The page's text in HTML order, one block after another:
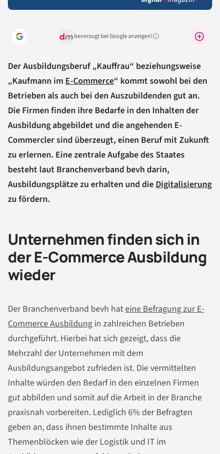
bevorzugt bei Google anzeigen!Warum lohnt sich das?
Der Ausbildungsberuf „Kauffrau“ beziehungsweise
„Kaufmann im E-Commerce“ kommt sowohl bei den
Betrieben als auch bei den Auszubildenden gut an.
Die Firmen finden ihre Bedarfe in den Inhalten der
Ausbildung abgebildet und die angehenden E-
Commercler sind überzeugt, einen Beruf mit Zukunft
zu erlernen. Eine zentrale Aufgabe des Staates
besteht laut Branchenverband bevh darin,
Ausbildungsplätze zu erhalten und die Digitalisierung
zu fördern.
Unternehmen finden sich in
der E-Commerce Ausbildung
wieder
Der Branchenverband bevh hateine Befragung zur E-
Commerce Ausbildung in zahlreichen Betrieben
durchgeführt. Hierbei hat sich gezeigt, dass die
Mehrzahl der Unternehmen mit dem
Ausbildungsangebot zufrieden ist. Die vermittelten
Inhalte würden den Bedarf in den einzelnen Firmen
gut abbilden und somit auf die Arbeit in der Branche
praxisnah vorbereiten. Lediglich 6% der Befragten
geben an, dass ihnen bestimmte Inhalte aus
Themenblöcken wie der Logistik und IT im